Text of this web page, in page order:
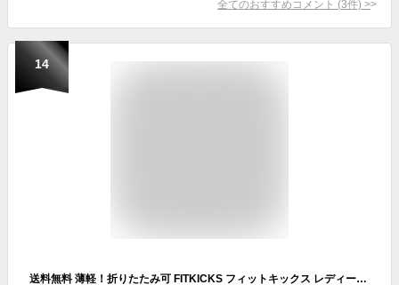
全てのおすすめコメント (3件) >
14
送料無料 薄軽！折りたたみ可 FITKICKS フィットキックス レディース 超軽量 トレーニングシューズ コンパクトシューズ レジャー 靴 シューズ 携帯 旅行 便利グッズ 機内 ジム おしゃれ スポーツ ルームシューズ スリッパ フィットネス シューズ メール便